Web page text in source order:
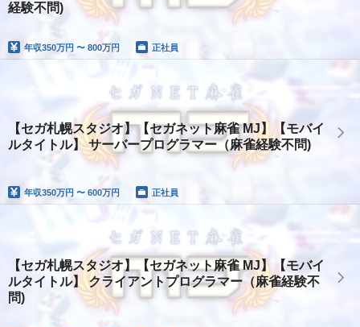
経験不問)
年収350万円 〜 800万円 正社員
【セガ札幌スタジオ】【セガネット麻雀 MJ】【モバイ
ルタイトル】 サーバープログラマー（麻雀経験不問)
年収350万円 〜 600万円 正社員
【セガ札幌スタジオ】【セガネット麻雀 MJ】【モバイ
ルタイトル】 クライアントプログラマー（麻雀経験不
問)